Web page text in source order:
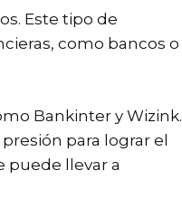
Este tipo de
como bancos o
Bankinter y Wizink.
para lograr el
puede llevar a